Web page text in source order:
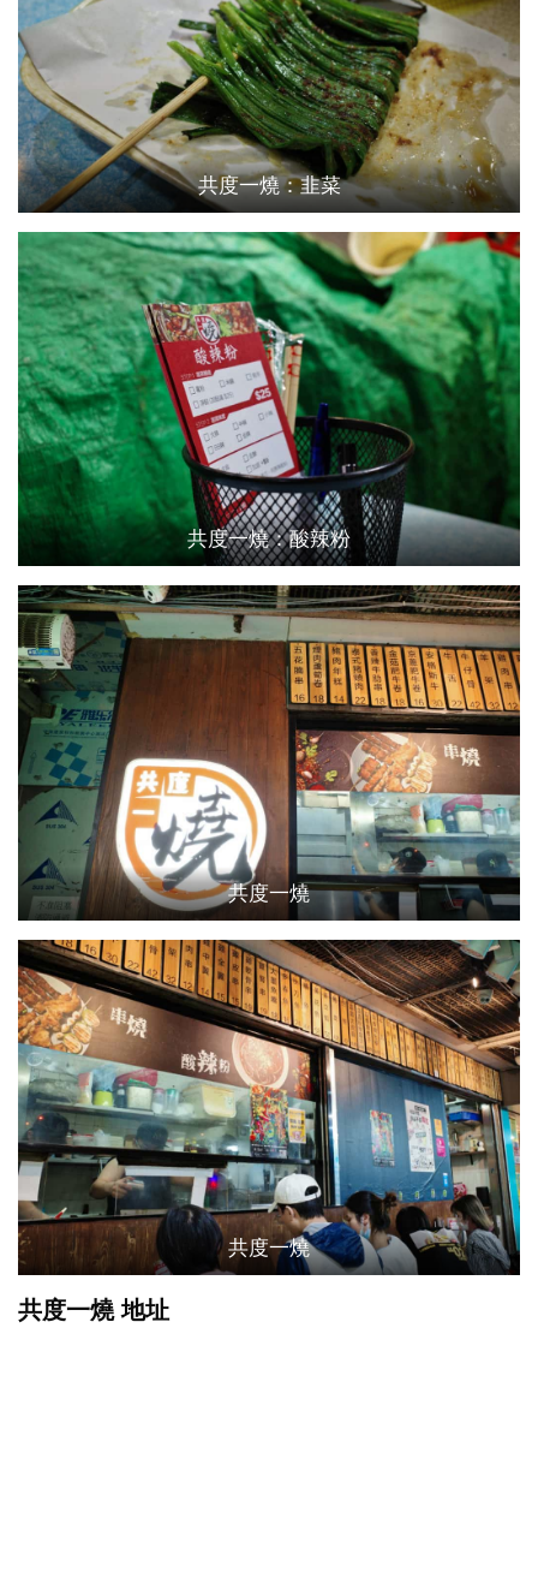
共度一燒：韭菜
共度一燒：酸辣粉
共度一燒
共度一燒
共度一燒 地址